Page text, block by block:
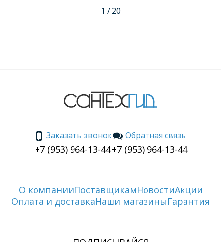
задумывается о покупке новой раковины.
1 / 20
Заказать звонок
+7 (953) 964-13-44
Обратная связь
+7 (953) 964-13-44
О компанииПоставщикамНовостиАкции
Оплата и доставкаНаши магазиныГарантия